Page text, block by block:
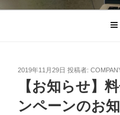
投
2019年11月29日 投稿者:
【お知らせ】
ンペーンのお